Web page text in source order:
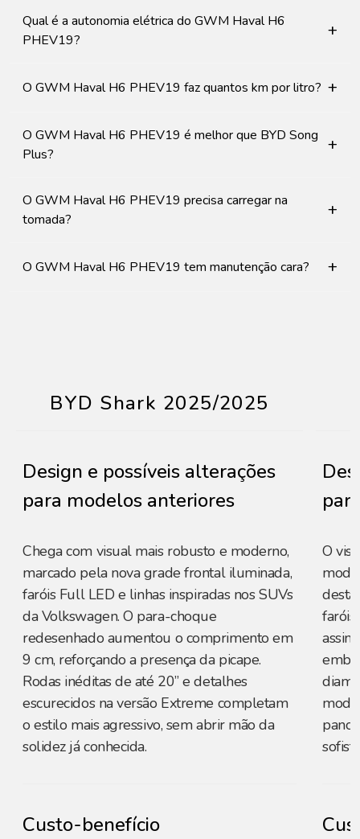
Qual é a autonomia elétrica do GWM Haval H6
PHEV19?
+
O GWM Haval H6 PHEV19 faz quantos km por litro? +
O GWM Haval H6 PHEV19 é melhor que BYD Song
Plus?
+
O GWM Haval H6 PHEV19 precisa carregar na
tomada?
+
O GWM Haval H6 PHEV19 tem manutenção cara? +
BYD Shark 2025/2025
Design e possíveis alterações
para modelos anteriores
Chega com visual mais robusto e moderno,
marcado pela nova grade frontal iluminada,
faróis Full LED e linhas inspiradas nos SUVs
da Volkswagen. O para-choque
redesenhado aumentou o comprimento em
9 cm, reforçando a presença da picape.
Rodas inéditas de até 20” e detalhes
escurecidos na versão Extreme completam
o estilo mais agressivo, sem abrir mão da
solidez já conhecida.
Custo-benefício
O
faróis